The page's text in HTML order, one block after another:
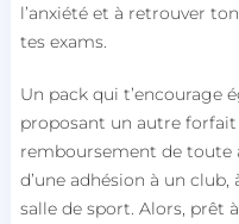
l’anxiété et à retrouver
tes exams.
Un pack qui t’encourage
proposant un autre
remboursement de toute
d’une adhésion à un
salle de sport. Alors, prêt